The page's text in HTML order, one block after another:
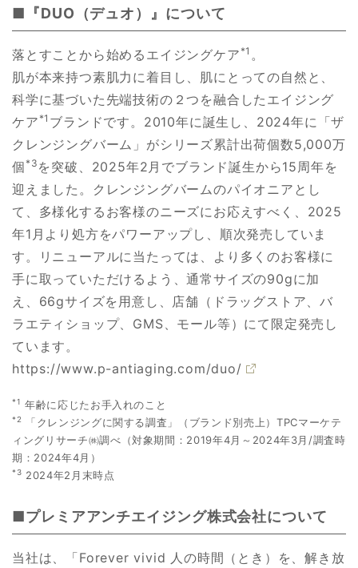
■『DUO（デュオ）』について
落とすことから始めるエイジングケア *1 。
肌が本来持つ素肌力に着目し、肌にとっての自然と、
科学に基づいた先端技術の２つを融合したエイジング
ケア *1 ブランドです。2010年に誕生し、2024年に「ザ
クレンジングバーム」がシリーズ累計出荷個数5,000万
個 *3 を突破、2025年2月でブランド誕生から15周年を
迎えました。クレンジングバームのパイオニアとし
て、多様化するお客様のニーズにお応えすべく、2025
年1月より処方をパワーアップし、順次発売していま
す。リニューアルに当たっては、より多くのお客様に
手に取っていただけるよう、通常サイズの90gに加
え、66gサイズを用意し、店舗（ドラッグストア、バ
ラエティショップ、GMS、モール等）にて限定発売し
ています。
https://www.p-antiaging.com/duo/
*1 年齢に応じたお手入れのこと
*2
「クレンジングに関する調査」（ブランド別売上）TPCマーケテ
ィングリサーチ㈱調べ（対象期間：2019年4月～2024年3月/調査時
期：2024年4月）
*3 2024年2月末時点
■プレミアアンチエイジング株式会社について
当社は、「Forever vivid 人の時間（とき）を、解き放